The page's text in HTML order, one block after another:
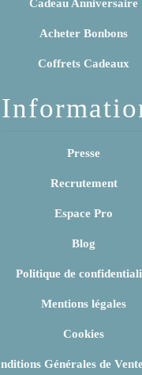
Cadeau Anniversaire
Acheter Bonbons
Coffrets Cadeaux
Presse
Recrutement
Espace Pro
Blog
Politique de
Mentions légales
Cookies
Générales de